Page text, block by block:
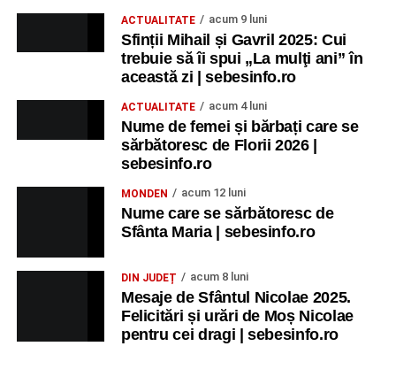
ACTUALITATE acum 9 luni
Sfinții Mihail și Gavril 2025: Cui
trebuie să îi spui „La mulţi ani” în
această zi | sebesinfo.ro
ACTUALITATE acum 4 luni
Nume de femei și bărbați care se
sărbătoresc de Florii 2026 |
sebesinfo.ro
MONDEN acum 12 luni
Nume care se sărbătoresc de
Sfânta Maria | sebesinfo.ro
DIN JUDEȚ acum 8 luni
Mesaje de Sfântul Nicolae 2025.
Felicitări și urări de Moș Nicolae
pentru cei dragi | sebesinfo.ro